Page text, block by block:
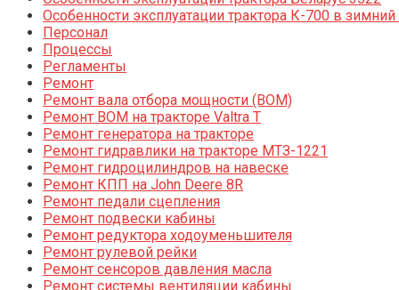
Особенности эксплуатации трактора К-700 в
Персонал
Процессы
Регламенты
Ремонт
Ремонт вала отбора мощности (ВОМ)
Ремонт ВОМ на тракторе Valtra T
Ремонт генератора на тракторе
Ремонт гидравлики на тракторе МТЗ-1221
Ремонт гидроцилиндров на навеске
Ремонт КПП на John Deere 8R
Ремонт педали сцепления
Ремонт подвески кабины
Ремонт редуктора ходоуменьшителя
Ремонт рулевой рейки
Ремонт сенсоров давления масла
Ремонт системы вентиляции кабины